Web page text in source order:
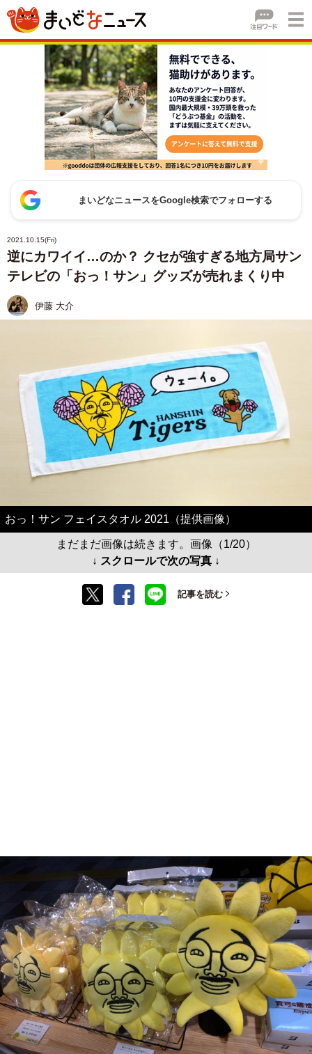
まいどなニュースをGoogle検索でフォローする
2021.10.15(Fri)
逆にカワイイ…のか？ クセが強すぎる地方局サン
テレビの「おっ！サン」グッズが売れまくり中
伊藤 大介
おっ！サン フェイスタオル 2021（提供画像）
まだまだ画像は続きます。画像（1/20）
↓ スクロールで次の写真 ↓
記事を読む